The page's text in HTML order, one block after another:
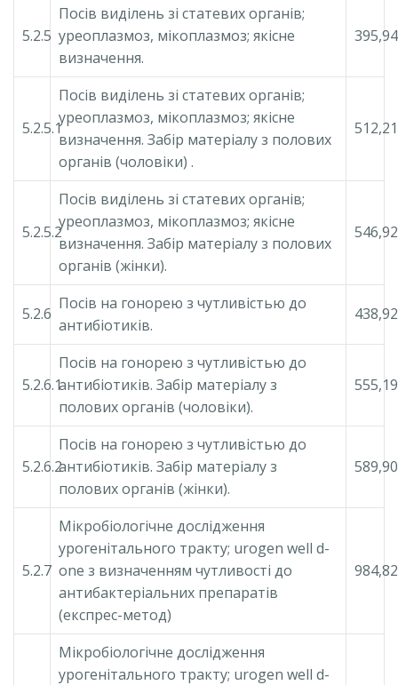
5.2.5
Посів виділень зі статевих органів;
уреоплазмоз, мікоплазмоз; якісне
визначення.
395,94
5.2.5.1
Посів виділень зі статевих органів;
уреоплазмоз, мікоплазмоз; якісне
визначення. Забір матеріалу з полових
органів (чоловіки) .
512,21
5.2.5.2
Посів виділень зі статевих органів;
уреоплазмоз, мікоплазмоз; якісне
визначення. Забір матеріалу з полових
органів (жінки).
546,92
5.2.6
Посів на гонорею з чутливістью до
антибіотиків.
438,92
5.2.6.1
Посів на гонорею з чутливістью до
антибіотиків. Забір матеріалу з
полових органів (чоловіки).
555,19
5.2.6.2
Посів на гонорею з чутливістью до
антибіотиків. Забір матеріалу з
полових органів (жінки).
589,90
5.2.7
Мікробіологічне дослідження
урогенітального тракту; urogen well d-
one з визначенням чутливості до
антибактеріальних препаратів
(експрес-метод)
984,82
Мікробіологічне дослідження
урогенітального тракту; urogen well d-